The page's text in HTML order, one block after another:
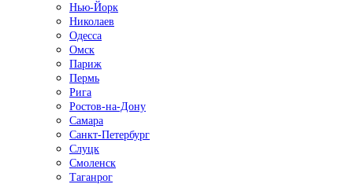
Нью-Йорк
Николаев
Одесса
Омск
Париж
Пермь
Рига
Ростов-на-Дону
Самара
Санкт-Петербург
Слуцк
Смоленск
Таганрог